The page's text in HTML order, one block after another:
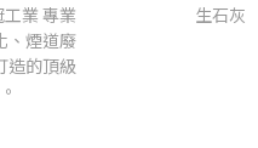
業 專業
、煙道廢
造的頂級
生石灰